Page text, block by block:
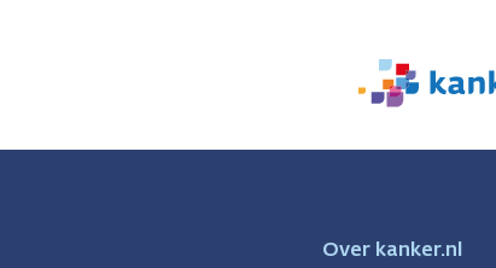
We
er
Over kanker.nl